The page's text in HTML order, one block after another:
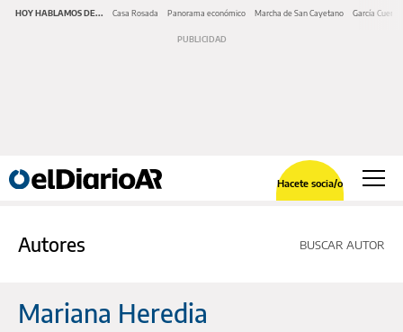
HOY HABLAMOS DE... Casa Rosada Panorama económico Marcha de San Cayetano García Cuerva
Hacete socia/o
Autores BUSCAR AUTOR
Mariana Heredia